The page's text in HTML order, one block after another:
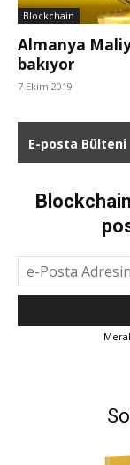
Blockchain
Almanya
bakıyor
7 Ekim 2019
E-posta Bülteni